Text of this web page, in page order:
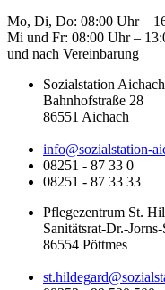
Mo, Di, Do: 08:00 Uhr –
Mi und Fr: 08:00 Uhr –
und nach Vereinbarung
Sozialstation
Bahnhofstraße 28
86551 Aichach
info@sozialstation-
08251 - 87 33 0
08251 - 87 33 33
Pflegezentrum St.
Sanitätsrat-Dr.-
86554 Pöttmes